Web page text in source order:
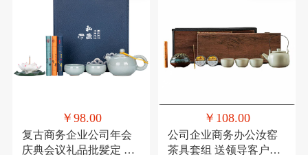
￥98.00
复古商务企业公司年会
庆典会议礼品批髪定 制
￥108.00
公司企业商务办公汝窑
茶具套组 送领导客户实